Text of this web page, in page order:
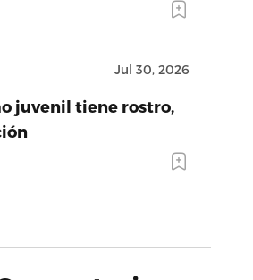
Jul 30, 2026
juvenil tiene rostro,